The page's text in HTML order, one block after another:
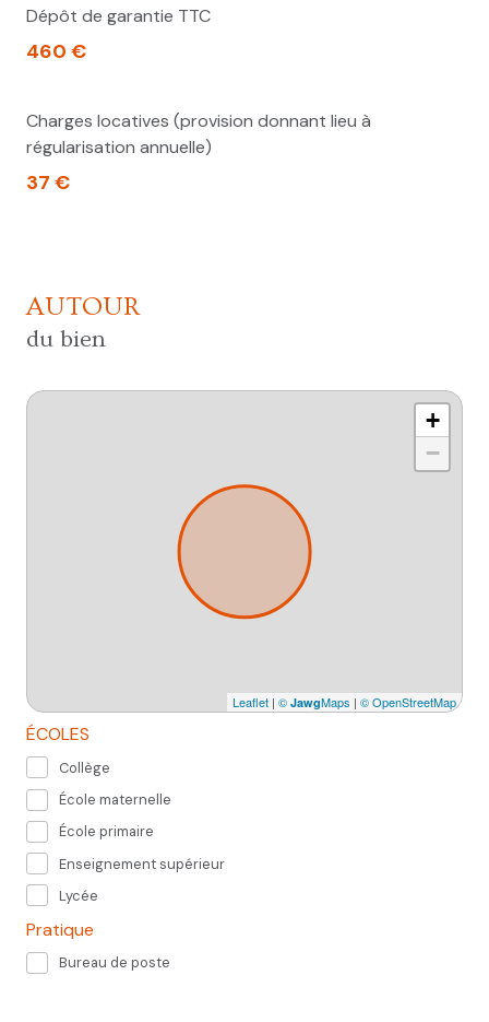
Dépôt de garantie TTC
460 €
Charges locatives (provision donnant lieu à
régularisation annuelle)
37 €
AUTOUR
du bien
+
−
Leaflet | © JawgMaps | © OpenStreetMap
ÉCOLES
Collège
École maternelle
École primaire
Enseignement supérieur
Lycée
Pratique
Bureau de poste